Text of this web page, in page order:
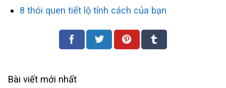
8 thói quen tiết lộ tính cách của bạn
Bài viết mới nhất